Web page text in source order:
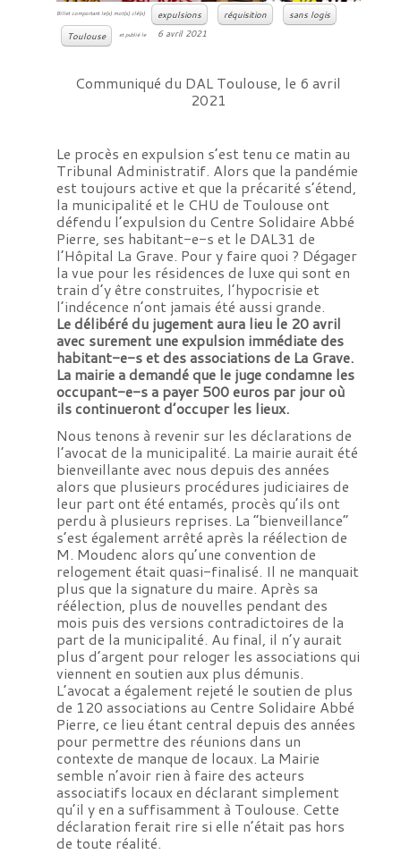
Billet comportant le(s) mot(s) clé(s) expulsions réquisition
sans logis
Toulouse
et publié le 6 avril 2021
Communiqué du DAL Toulouse, le 6 avril
2021
Le procès en expulsion s’est tenu ce matin au
Tribunal Administratif. Alors que la pandémie
est toujours active et que la précarité s’étend,
la municipalité et le CHU de Toulouse ont
défendu l’expulsion du Centre Solidaire Abbé
Pierre, ses habitant-e-s et le DAL31 de
l’Hôpital La Grave. Pour y faire quoi ? Dégager
la vue pour les résidences de luxe qui sont en
train d’y être construites, l’hypocrisie et
l’indécence n’ont jamais été aussi grande.
Le délibéré du jugement aura lieu le 20 avril
avec surement une expulsion immédiate des
habitant-e-s et des associations de La Grave.
La mairie a demandé que le juge condamne les
occupant-e-s a payer 500 euros par jour où
ils continueront d’occuper les lieux.
Nous tenons à revenir sur les déclarations de
l’avocat de la municipalité. La mairie aurait été
bienveillante avec nous depuis des années
alors que plusieurs procédures judiciaires de
leur part ont été entamés, procès qu’ils ont
perdu à plusieurs reprises. La “bienveillance”
s’est également arrêté après la réélection de
M. Moudenc alors qu’une convention de
relogement était quasi-finalisé. Il ne manquait
plus que la signature du maire. Après sa
réélection, plus de nouvelles pendant des
mois puis des versions contradictoires de la
part de la municipalité. Au final, il n’y aurait
plus d’argent pour reloger les associations qui
viennent en soutien aux plus démunis.
L’avocat a également rejeté le soutien de plus
de 120 associations au Centre Solidaire Abbé
Pierre, ce lieu étant central depuis des années
pour permettre des réunions dans un
contexte de manque de locaux. La Mairie
semble n’avoir rien à faire des acteurs
associatifs locaux en déclarant simplement
qu’il y en a suffisamment à Toulouse. Cette
déclaration ferait rire si elle n’était pas hors
de toute réalité.